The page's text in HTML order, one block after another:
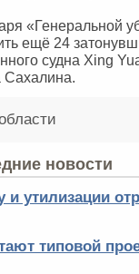
«Генеральной
ещё 24
судна Xing
Сахалина.
новости
и утилизации
типовой